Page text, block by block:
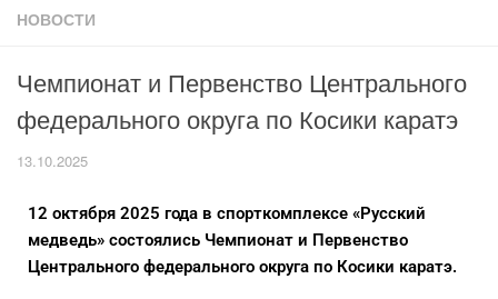
НОВОСТИ
Чемпионат и Первенство Центрального
федерального округа по Косики каратэ
13.10.2025
12 октября 2025 года в спорткомплексе «Русский
медведь» состоялись Чемпионат и Первенство
Центрального федерального округа по Косики каратэ.